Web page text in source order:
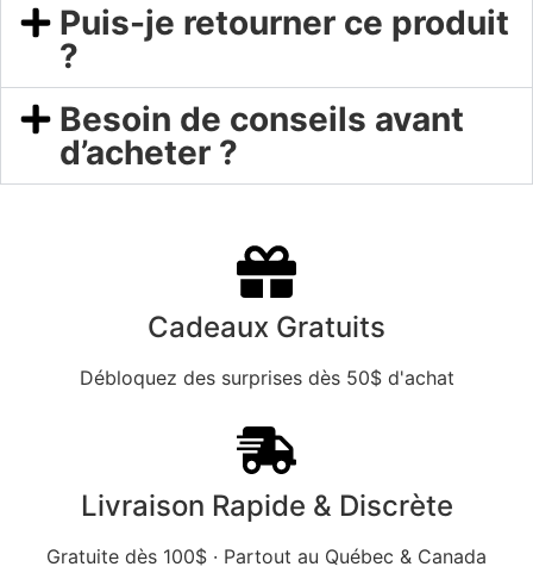
Puis-je retourner ce produit
?
Besoin de conseils avant
d’acheter ?
Cadeaux Gratuits
Débloquez des surprises dès 50$ d'achat
Livraison Rapide & Discrète
Gratuite dès 100$ · Partout au Québec & Canada